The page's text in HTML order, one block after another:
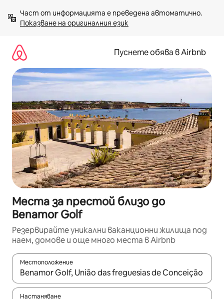
към
съдържанието
Показване на оригиналния език
Пуснете обява в Airbnb
Места за престой близо до
Benamor Golf
Резервирайте уникални ваканционни жилища под
наем, домове и още много места в Airbnb
Местоположение
Когато резултатите се покажат, използвайте
Настаняване